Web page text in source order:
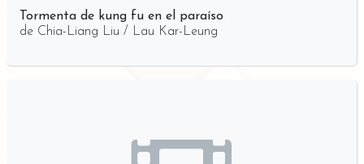
Tormenta de kung fu en el paraíso
de Chia-Liang Liu / Lau Kar-Leung